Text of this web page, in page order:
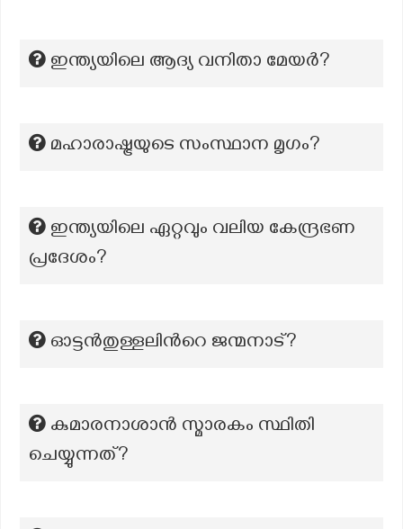
ഇന്ത്യയിലെ ആദ്യ വനിതാ മേയർ?
മഹാരാഷ്ട്രയുടെ സംസ്ഥാന മൃഗം?
ഇന്ത്യയിലെ ഏറ്റവും വലിയ കേന്ദ്രഭണ
പ്രദേശം?
ഓട്ടൻതുള്ളലിന്‍റെ ജന്മനാട്?
കുമാരനാശാൻ സ്മാരകം സ്ഥിതി
ചെയ്യുന്നത്?